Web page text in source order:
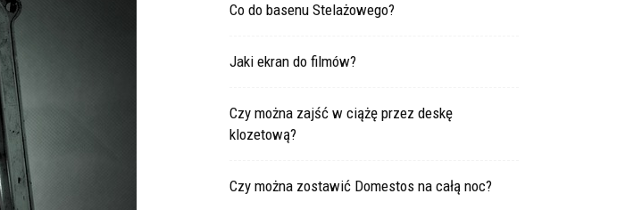
Co do basenu Stelażowego?
Jaki ekran do filmów?
Czy można zajść w ciążę przez deskę
klozetową?
Czy można zostawić Domestos na całą noc?